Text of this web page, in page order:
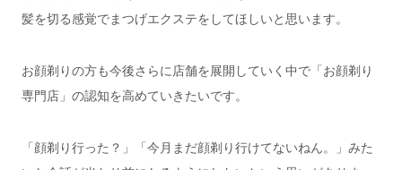
髪を切る感覚でまつげエクステをしてほしいと思います。
お顔剃りの方も今後さらに店舗を展開していく中で「お顔剃り
専門店」の認知を高めていきたいです。
「顔剃り行った？」「今月まだ顔剃り行けてないねん。」みた